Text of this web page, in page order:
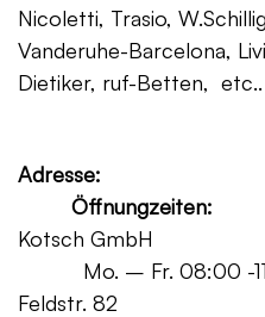
Nicoletti, Trasio,
Vanderuhe-Barcelona,
Dietiker, ruf-Betten, etc..
Adresse:
Öffnungzeiten:
Kotsch
Mo. – Fr. 08:00 -